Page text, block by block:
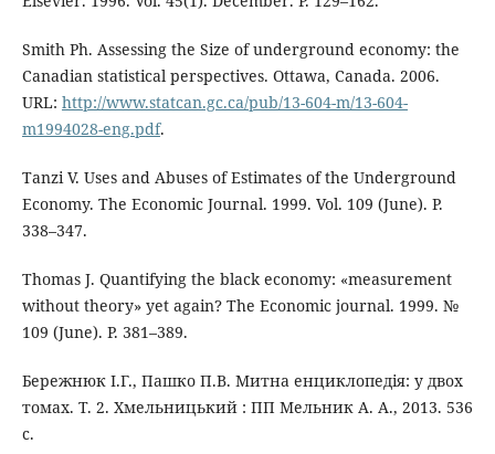
Smith Ph. Assessing the Size of underground economy: the
Canadian statistical perspectives. Ottawa, Canada. 2006.
URL: http://www.statcan.gc.ca/pub/13-604-m/13-604-
m1994028-eng.pdf.
Tanzi V. Uses and Abuses of Estimates of the Underground
Economy. The Economic Journal. 1999. Vol. 109 (June). Р.
338–347.
Thomas J. Quantifying the black economy: «measurement
without theory» yet again? The Economic journal. 1999. №
109 (June). Р. 381–389.
Бережнюк І.Г., Пашко П.В. Митна енциклопедія: у двох
томах. Т. 2. Хмельницький : ПП Мельник А. А., 2013. 536
с.